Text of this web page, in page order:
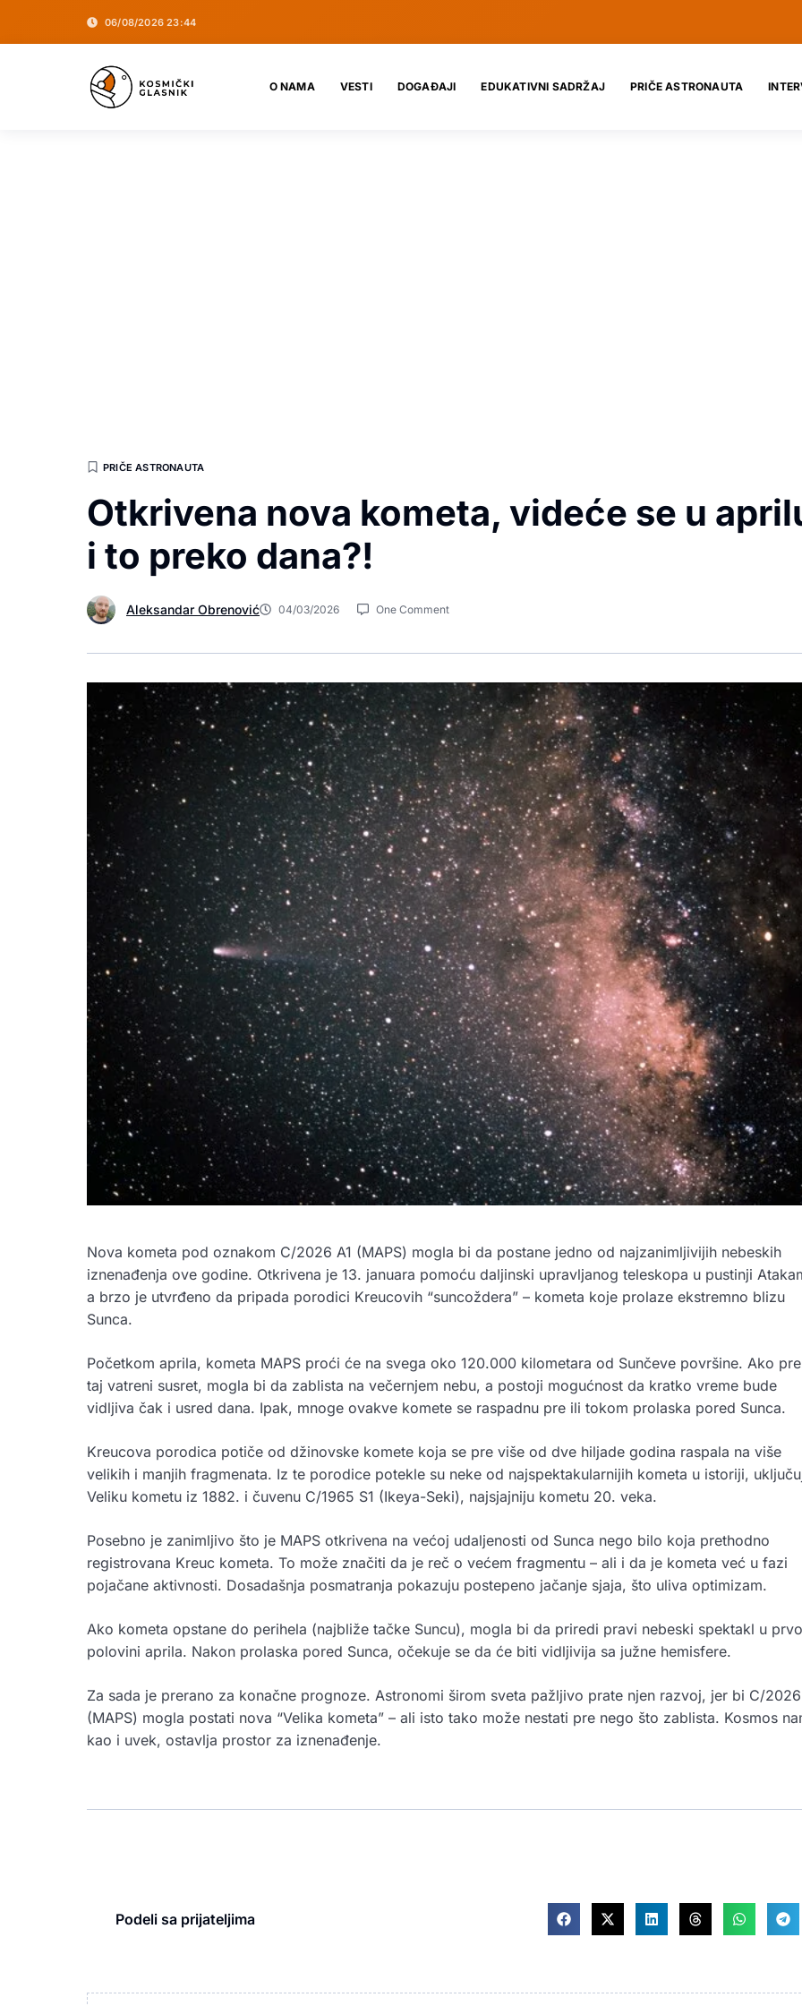
06/08/2026 23:44
O NAMA VESTI DOGAĐAJI EDUKATIVNI SADRŽAJ PRIČE ASTRONAUTA
PRIČE ASTRONAUTA
Otkrivena nova kometa, videće se u
i to preko dana?!
Aleksandar Obrenović 04/03/2026 One Comment
Nova kometa pod oznakom C/2026 A1 (MAPS) mogla bi da postane jedno od najzanimljivijih nebeskih
iznenađenja ove godine. Otkrivena je 13. januara pomoću daljinski upravljanog teleskopa u pustinji
a brzo je utvrđeno da pripada porodici Kreucovih “suncoždera” – kometa koje prolaze ekstremno blizu
Sunca.
Početkom aprila, kometa MAPS proći će na svega oko 120.000 kilometara od Sunčeve površine. Ako
taj vatreni susret, mogla bi da zablista na večernjem nebu, a postoji mogućnost da kratko vreme bude
vidljiva čak i usred dana. Ipak, mnoge ovakve komete se raspadnu pre ili tokom prolaska pored Sunca.
Kreucova porodica potiče od džinovske komete koja se pre više od dve hiljade godina raspala na više
velikih i manjih fragmenata. Iz te porodice potekle su neke od najspektakularnijih kometa u istoriji,
Veliku kometu iz 1882. i čuvenu C/1965 S1 (Ikeya-Seki), najsjajniju kometu 20. veka.
Posebno je zanimljivo što je MAPS otkrivena na većoj udaljenosti od Sunca nego bilo koja prethodno
registrovana Kreuc kometa. To može značiti da je reč o većem fragmentu – ali i da je kometa već u fazi
pojačane aktivnosti. Dosadašnja posmatranja pokazuju postepeno jačanje sjaja, što uliva optimizam.
Ako kometa opstane do perihela (najbliže tačke Suncu), mogla bi da priredi pravi nebeski spektakl u
polovini aprila. Nakon prolaska pored Sunca, očekuje se da će biti vidljivija sa južne hemisfere.
Za sada je prerano za konačne prognoze. Astronomi širom sveta pažljivo prate njen razvoj, jer bi C/2026
(MAPS) mogla postati nova “Velika kometa” – ali isto tako može nestati pre nego što zablista. Kosmos
kao i uvek, ostavlja prostor za iznenađenje.
Podeli sa prijateljima